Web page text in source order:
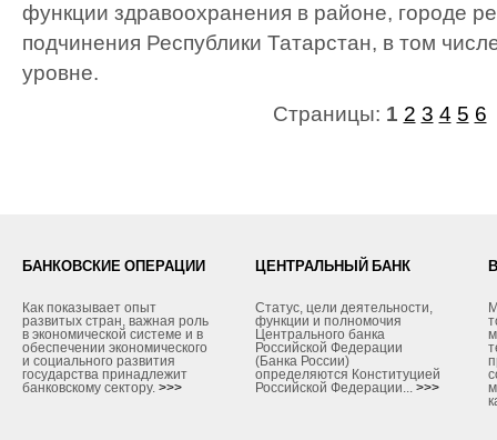
функции здравоохранения в районе, городе
подчинения Республики Татарстан, в том
уровне.
Страницы: 1 2 3 4 5 6
БАНКОВСКИЕ ОПЕРАЦИИ
Как показывает опыт
развитых стран, важная роль
в экономической системе и в
обеспечении экономического
и социального развития
государства принадлежит
банковскому сектору. >>>
ЦЕНТРАЛЬНЫЙ БАНК
Статус, цели деятельности,
функции и полномочия
Центрального банка
Российской Федерации
(Банка России)
определяются Конституцией
Российской Федерации... >>>